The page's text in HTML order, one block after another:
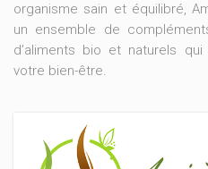
organisme sain et équilibré,
un ensemble de
d’aliments bio et naturels
votre bien-être.